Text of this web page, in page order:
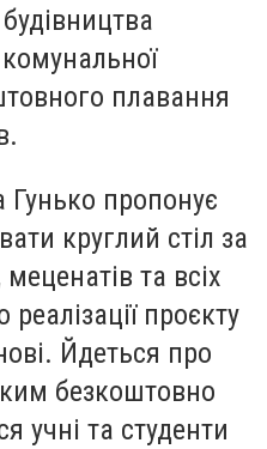
плавання
Гунько пропонує
круглий стіл за
та всіх
проєкту
Йдеться про
безкоштовно
учні та студенти